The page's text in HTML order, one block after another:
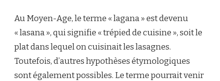
Au Moyen-Age, le terme « lagana » est devenu
« lasana », qui signifie « trépied de cuisine », soit le
plat dans lequel on cuisinait les lasagnes.
Toutefois, d’autres hypothèses étymologiques
sont également possibles. Le terme pourrait venir